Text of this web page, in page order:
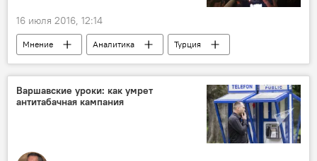
16 июля 2016, 12:14
Мнение Аналитика
Турция
Ростислав Ищенко
переворот
США
Госдеп США
Варшавские уроки: как умрет
антитабачная кампания